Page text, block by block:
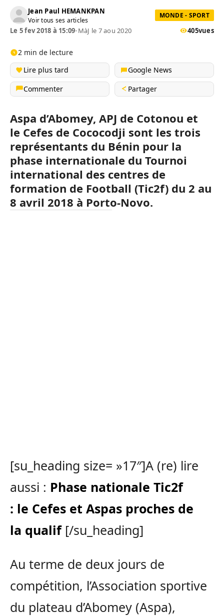
Jean Paul HEMANKPAN
Voir tous ses articles
MONDE - SPORT
Le 5 fev 2018 à 15:09•MàJ le 7 aou 2020 405vues
2 min de lecture
Lire plus tard
Google News
Commenter
Partager
Aspa d’Abomey, APJ de Cotonou et
le Cefes de Cococodji sont les trois
représentants du Bénin pour la
phase internationale du Tournoi
international des centres de
formation de Football (Tic2f) du 2 au
8 avril 2018 à Porto-Novo.
[su_heading size= »17″]A (re) lire
aussi : Phase nationale Tic2f
: le Cefes et Aspas proches de
la qualif [/su_heading]
Au terme de deux jours de
compétition, l’Association sportive
du plateau d’Abomey (Aspa),